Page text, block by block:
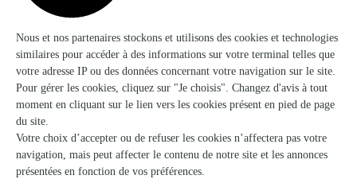
Orleans
1, rue D'Illiers
Voir la boutique